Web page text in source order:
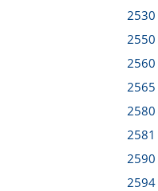
2530
2550
2560
2565
2580
2581
2590
2594